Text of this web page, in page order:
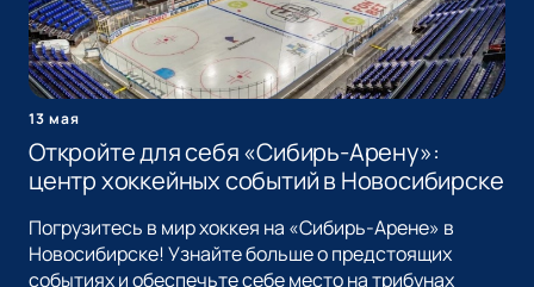
13 мая
Откройте для себя «Сибирь-Арену»:
центр хоккейных событий в Новосибирске
Погрузитесь в мир хоккея на «Сибирь-Арене» в
Новосибирске! Узнайте больше о предстоящих
событиях и обеспечьте себе место на трибунах